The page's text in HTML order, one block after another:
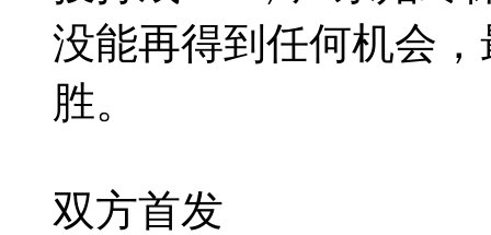
没能再得到任何机会
胜。
双方首发